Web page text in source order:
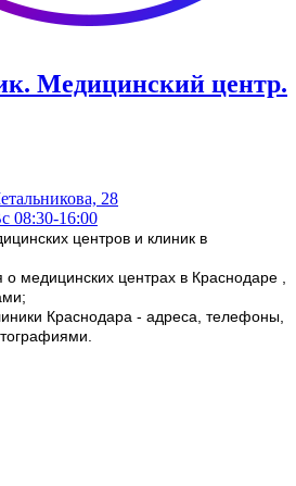
Медицинский центр.
28
08:30-16:00
центров и клиник в
медицинских центрах в Краснодаре ,
Краснодара - адреса, телефоны,